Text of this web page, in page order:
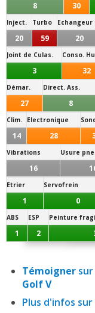
8 30
Inject. Turbo Echangeur
20 59 20
Joint de Culas. Conso.
3 32
Démar. Direct. Ass.
27 8
Clim. Electronique
14 28
Vibrations Usure
16
Etrier Servofrein
1 0
ABS ESP Peinture
1 2
Témoigner
Golf V
Plus d'infos sur